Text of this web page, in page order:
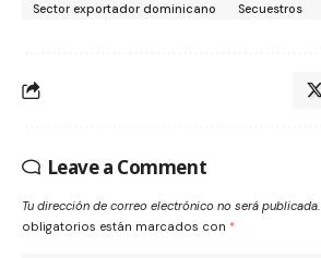
Sector exportador dominicano
Secuestros
Leave a Comment
Tu dirección de correo electrónico no será publicada.
obligatorios están marcados con *